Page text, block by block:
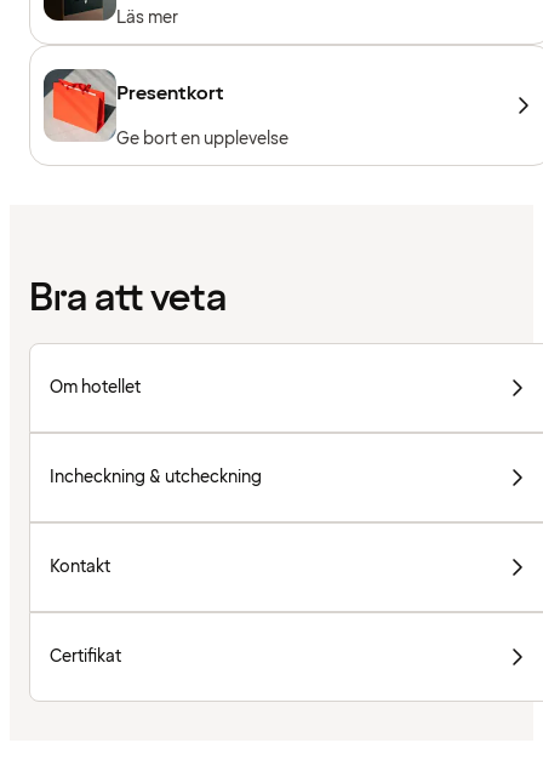
Läs mer
Presentkort
Ge bort en upplevelse
Bra att veta
Om hotellet
Incheckning & utcheckning
Kontakt
Certifikat